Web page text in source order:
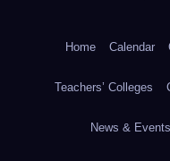
Home Calendar
Teachers’ Colleges
News & Events